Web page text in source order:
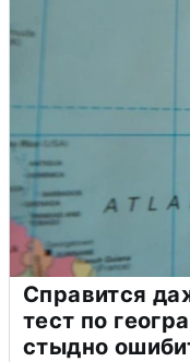
Справится
тест по
стыдно